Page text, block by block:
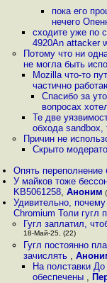
пока его
нечего
сходите уже по
4920An attacker
Потому что ни
не могла быть
Mozilla что-то
частично
Спасибо за
вопросах
Те две
обхода sandbox,
Причин не
Скрыто
Опять переполнение
У майков тоже
KB5061258,Аноним
Удивительно,
Chromium Толи гугл п
Гугл заплатил,
18-Май-25, (22)
Гугл постоянно
зачислять ,
На полставки
обеспечены ,